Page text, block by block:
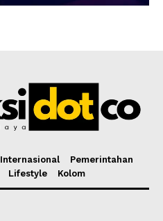
Internasional
Pemerintahan
Lifestyle Kolom